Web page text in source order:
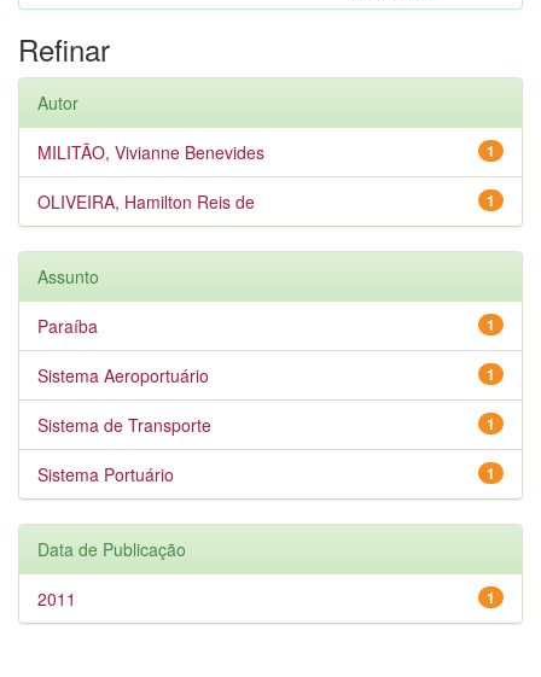
Refinar
Autor
1
MILITÃO, Vivianne Benevides
1
OLIVEIRA, Hamilton Reis de
Assunto
1
Paraíba
1
Sistema Aeroportuário
1
Sistema de Transporte
1
Sistema Portuário
Data de Publicação
1
2011